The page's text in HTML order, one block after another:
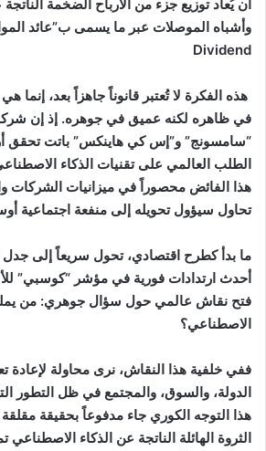
أن يُعاد توزيع جزء من الأرباح الضخمة
وأشباه الموصلات عبر ما يسمى ب”عائد
Dividend
هذه الفكرة لا تُعتبر قانوناً جاهزاً بعد، إنما
في ظاهره لكنه عميق في جوهره. إذ إن
“سامسونج” و”إس كي هاينكس” باتت تحقق
الطلب العالمي على تقنيات الذكاء
هذا الفائض محصوراً في ميزانيات الشركات
تحاول سيؤول تحويله إلى منفعة اجتماعية
ما بدأ كطرح اقتصادي، تحول سريعاً إلى
أحدث ارتدادات فورية في مؤشر “كوسبي”
فتح نقاش عالمي حول سؤال جوهري: من
الاصطناعي؟
ففي خلفية هذا النقاش، نرى محاولة لإعادة
الدولة، والسوق، والمجتمع في ظل التطور
هذا التوجه الكوري جاء مدفوعاً بحقيقة
الثروة الهائلة الناتجة عن الذكاء الاصطناعي